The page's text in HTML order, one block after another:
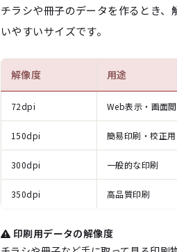
チラシや冊子のデータを作るとき
いやすいサイズです。
解像度 用途
72dpi Web表示・画面
150dpi 簡易印刷・校正用
300dpi 一般的な印刷
350dpi 高品質印刷
印刷用データの解像度